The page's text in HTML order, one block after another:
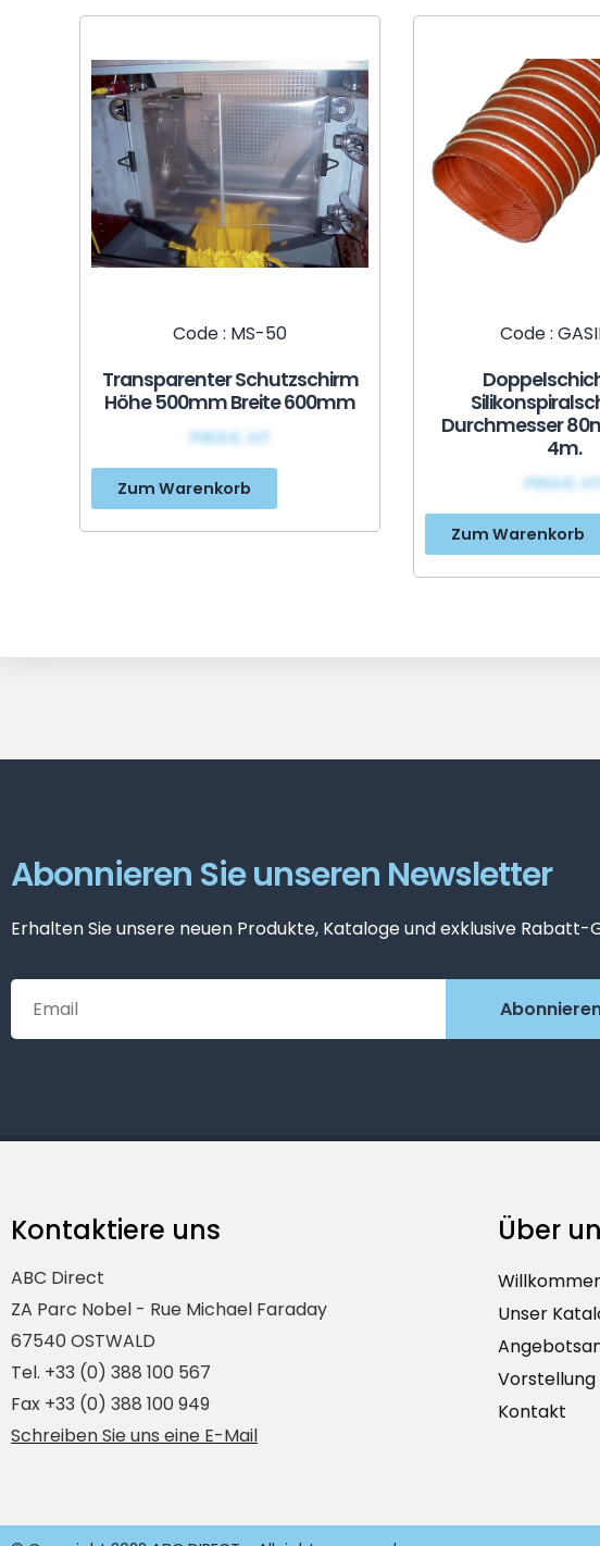
Code : MS-50
Transparenter Schutzschirm
Höhe 500mm Breite 600mm
PRIX€ HT
Zum Warenkorb
Code :
Durchmesser
4m.
PRIX€ HT
Zum Warenkorb
Abonnieren Sie unseren Newsletter
Erhalten Sie unsere neuen Produkte, Kataloge und exklusive Rabatt-
Kontaktiere uns
ABC Direct
ZA Parc Nobel - Rue Michael Faraday
67540 OSTWALD
Tel. +33 (0) 388 100 567
Fax +33 (0) 388 100 949
Schreiben Sie uns eine E-Mail
Über
Unser
Vorstellung
Kontakt